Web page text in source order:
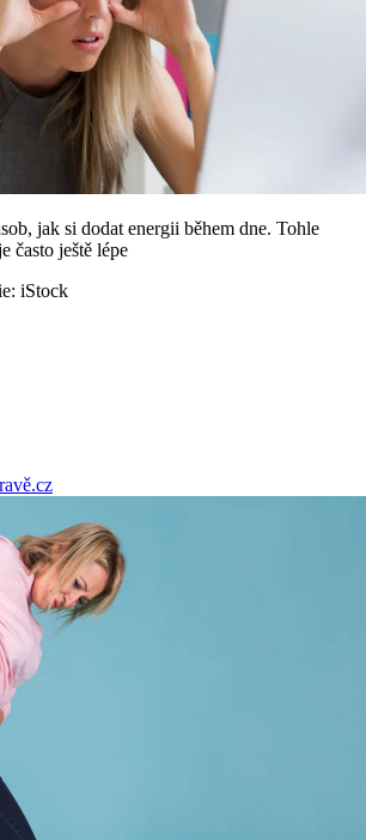
jak si dodat energii během dne. Tohle
často ještě lépe
iStock